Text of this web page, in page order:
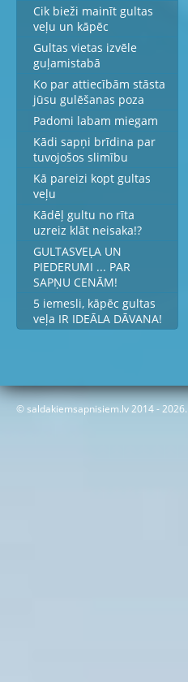
Cik bieži mainīt gultas
veļu un kāpēc
Gultas vietas izvēle
guļamistabā
Ko par attiecībām stāsta
jūsu gulēšanas poza
Padomi labam miegam
Kādi sapņi brīdina par
tuvojošos slimību
Kā pareizi kopt gultas
veļu
Kādēļ gultu no rīta
uzreiz klāt neisaka!?
GULTASVEĻA UN
PIEDERUMI ... PAR
SAPŅU CENĀM!
5 iemesli, kāpēc gultas
veļa IR IDEĀLA DĀVANA!
© saldakiemsapnisiem.lv 2014 - 2026.